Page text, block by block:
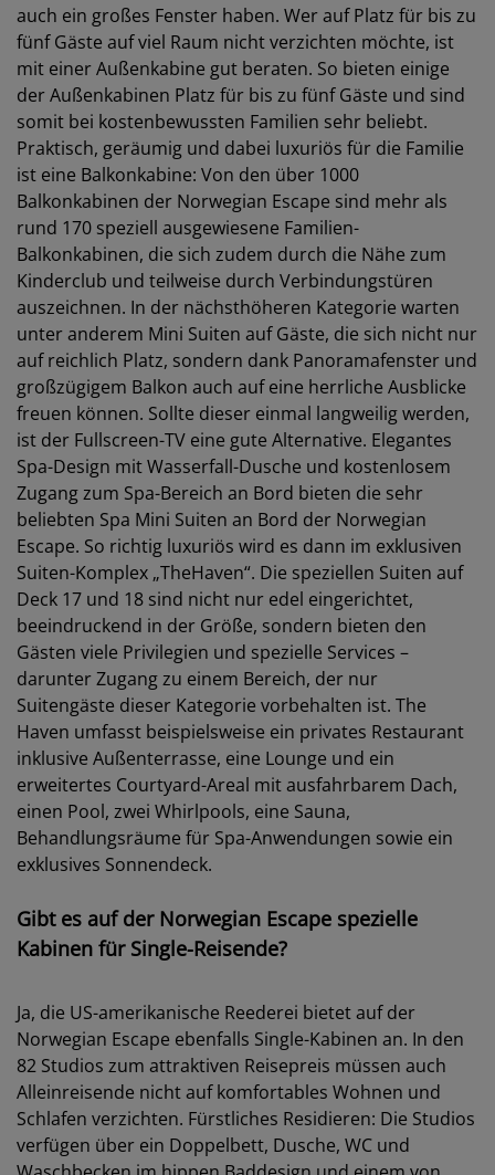
auch ein großes Fenster haben. Wer auf Platz für bis zu
fünf Gäste auf viel Raum nicht verzichten möchte, ist
mit einer Außenkabine gut beraten. So bieten einige
der Außenkabinen Platz für bis zu fünf Gäste und sind
somit bei kostenbewussten Familien sehr beliebt.
Praktisch, geräumig und dabei luxuriös für die Familie
ist eine Balkonkabine: Von den über 1000
Balkonkabinen der Norwegian Escape sind mehr als
rund 170 speziell ausgewiesene Familien-
Balkonkabinen, die sich zudem durch die Nähe zum
Kinderclub und teilweise durch Verbindungstüren
auszeichnen. In der nächsthöheren Kategorie warten
unter anderem Mini Suiten auf Gäste, die sich nicht nur
auf reichlich Platz, sondern dank Panoramafenster und
großzügigem Balkon auch auf eine herrliche Ausblicke
freuen können. Sollte dieser einmal langweilig werden,
ist der Fullscreen-TV eine gute Alternative. Elegantes
Spa-Design mit Wasserfall-Dusche und kostenlosem
Zugang zum Spa-Bereich an Bord bieten die sehr
beliebten Spa Mini Suiten an Bord der Norwegian
Escape. So richtig luxuriös wird es dann im exklusiven
Suiten-Komplex „TheHaven“. Die speziellen Suiten auf
Deck 17 und 18 sind nicht nur edel eingerichtet,
beeindruckend in der Größe, sondern bieten den
Gästen viele Privilegien und spezielle Services –
darunter Zugang zu einem Bereich, der nur
Suitengäste dieser Kategorie vorbehalten ist. The
Haven umfasst beispielsweise ein privates Restaurant
inklusive Außenterrasse, eine Lounge und ein
erweitertes Courtyard-Areal mit ausfahrbarem Dach,
einen Pool, zwei Whirlpools, eine Sauna,
Behandlungsräume für Spa-Anwendungen sowie ein
exklusives Sonnendeck.
Gibt es auf der Norwegian Escape spezielle
Kabinen für Single-Reisende?
Ja, die US-amerikanische Reederei bietet auf der
Norwegian Escape ebenfalls Single-Kabinen an. In den
82 Studios zum attraktiven Reisepreis müssen auch
Alleinreisende nicht auf komfortables Wohnen und
Schlafen verzichten. Fürstliches Residieren: Die Studios
verfügen über ein Doppelbett, Dusche, WC und